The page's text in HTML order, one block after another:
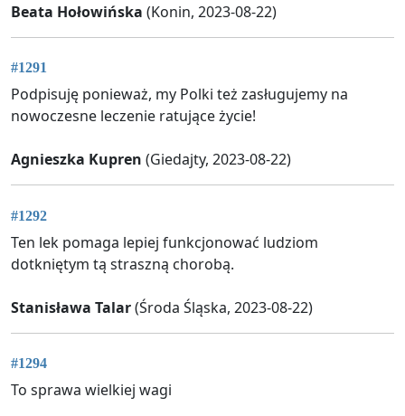
Beata Hołowińska (Konin, 2023-08-22)
#1291
Podpisuję ponieważ, my Polki też zasługujemy na
nowoczesne leczenie ratujące życie!
Agnieszka Kupren (Giedajty, 2023-08-22)
#1292
Ten lek pomaga lepiej funkcjonować ludziom
dotkniętym tą straszną chorobą.
Stanisława Talar(Środa Śląska, 2023-08-22)
#1294
To sprawa wielkiej wagi